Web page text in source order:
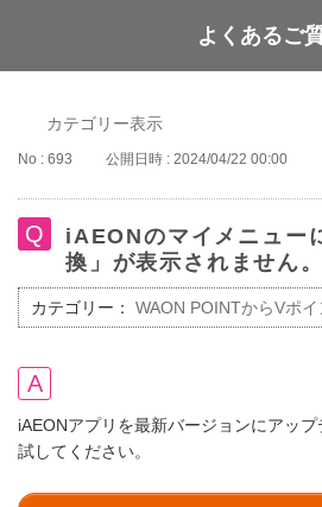
WAON POINT
よくあるご
カテゴリー表示
No : 693 公開日時 : 2024/04/22 00:00
iAEONのマイメニュー
換」が表示されません。
カテゴリー： WAON POINTからVポ
iAEONアプリを最新バージョンにアッ
試してください。